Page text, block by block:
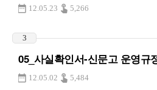
12.05.23 5,266
3
05_사실확인서-신문고 운영규
12.05.02 5,484